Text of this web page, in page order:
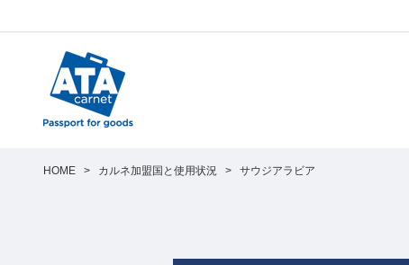
HOME > カルネ加盟国と使用状況 > サウジアラビア